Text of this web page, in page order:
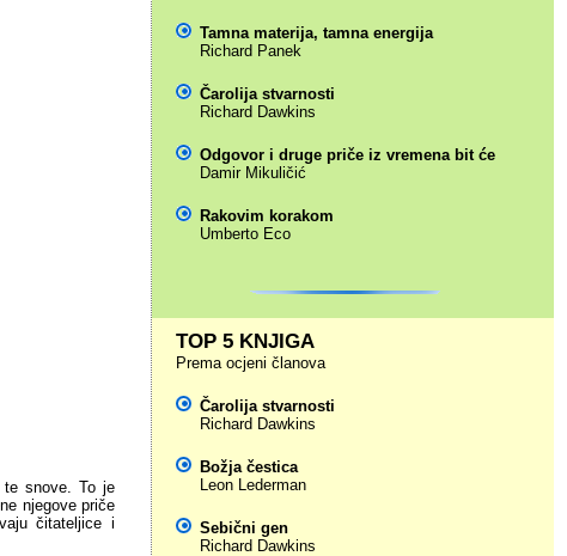
snove. To je
njegove priče
čitateljice i
Tamna materija, tamna energija
Richard Panek
Čarolija stvarnosti
Richard Dawkins
Odgovor i druge priče iz vremena bit će
Damir Mikuličić
Rakovim korakom
Umberto Eco
TOP 5 KNJIGA
Prema ocjeni članova
Čarolija stvarnosti
Richard Dawkins
Božja čestica
Leon Lederman
Sebični gen
Richard Dawkins